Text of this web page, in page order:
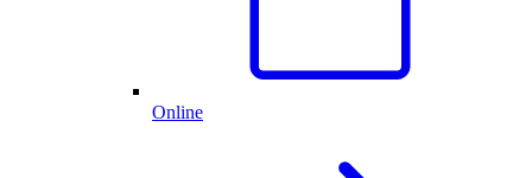
Online